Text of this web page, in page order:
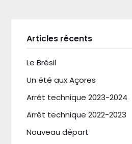
Articles récents
Le Brésil
Un été aux Açores
Arrêt technique 2023-2024
Arrêt technique 2022-2023
Nouveau départ